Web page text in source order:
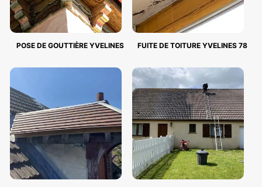
POSE DE GOUTTIÈRE YVELINES FUITE DE TOITURE YVELINES 78